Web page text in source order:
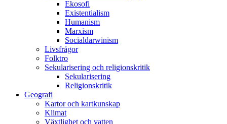
Ekosofi
Existentialism
Humanism
Marxism
Socialdarwinism
Livsfrågor
Folktro
Sekularisering och religionskritik
Sekularisering
Religionskritik
Geografi
Kartor och kartkunskap
Klimat
Växtlighet och vatten